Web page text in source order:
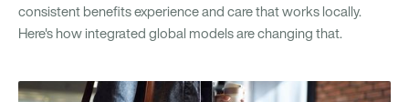
consistent benefits experience and care that works locally.
Here's how integrated global models are changing that.